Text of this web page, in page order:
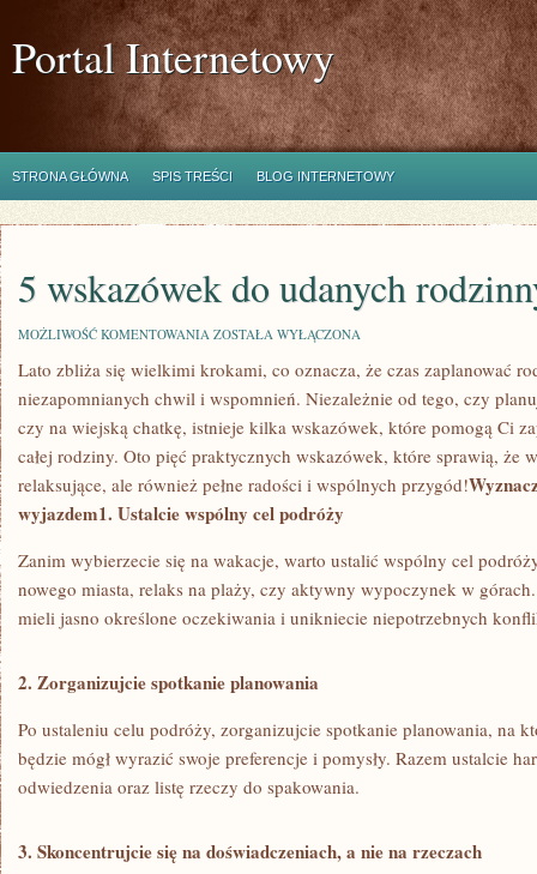
Portal Internetowy
STRONA GŁÓWNA SPIS TREŚCI BLOG INTERNETOWY
5 wskazówek do udanych
MOŻLIWOŚĆ KOMENTOWANIA 5
DO
RODZINNYCH
WAKACJI
ZOSTAŁA WYŁĄCZONA
Lato zbliża się‌ wielkimi krokami,​ co oznacza, że czas⁤ zaplanować
niezapomnianych chwil i wspomnień. Niezależnie ⁤od‍ tego, czy
czy na wiejską chatkę, ​istnieje kilka wskazówek, które pomogą Ci
całej rodziny. Oto pięć praktycznych wskazówek, które sprawią, że
relaksujące,‌ ale również pełne ⁤radości i wspólnych przygód!
wyjazdem1. Ustalcie⁢ wspólny cel podróży
Zanim wybierzecie się na ‌wakacje, warto​ ustalić wspólny⁣ cel
nowego miasta, ​relaks⁤ na ⁤plaży, czy aktywny wypoczynek‌ w
mieli jasno określone oczekiwania i unikniecie niepotrzebnych​
2. Zorganizujcie spotkanie planowania
Po ustaleniu ⁢celu podróży, ​zorganizujcie spotkanie planowania,⁢ na
⁣będzie mógł wyrazić swoje preferencje ‍i pomysły. Razem ustalcie
odwiedzenia oraz listę rzeczy ‌do spakowania.
3.​ Skoncentrujcie się na doświadczeniach, a nie na rzeczach